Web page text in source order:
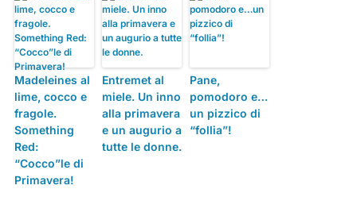
Madeleines al
lime, cocco e
fragole.
Something
Red:
“Cocco”le di
Primavera!
Entremet al
miele. Un inno
alla primavera
e un augurio a
tutte le donne.
Pane,
pomodoro e…
un pizzico di
“follia”!